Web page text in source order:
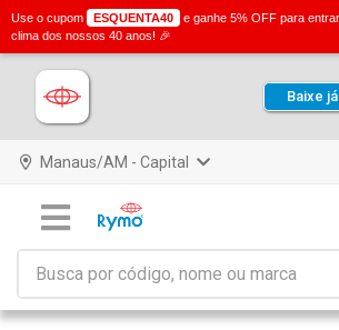
Baixe
Manaus/AM - Capital
Use o cupom ESQUENTA40
e ganhe 5% OFF para
clima dos nossos 40 anos! 🎉